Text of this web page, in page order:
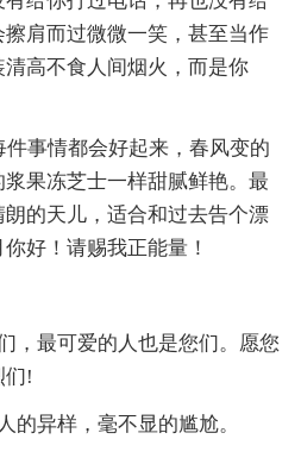
肩而过微微一笑，甚至当作
高不食人间烟火，而是你
事情都会好起来，春风变的
果冻芝士一样甜腻鲜艳。最
的天儿，适合和过去告个漂
好！请赐我正能量！
，最可爱的人也是您们。愿您
们!
的异样，毫不显的尴尬。